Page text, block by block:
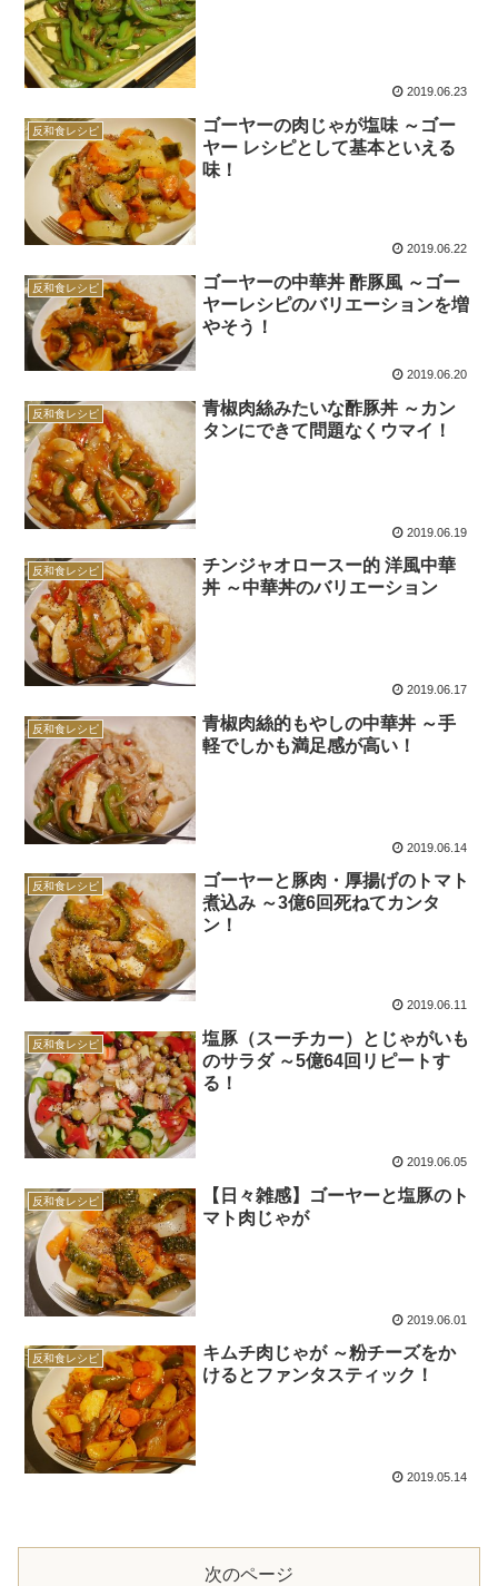
2019.06.23
反和食レシピ
ゴーヤーの肉じゃが塩味 ～ゴー
ヤー レシピとして基本といえる
味！
2019.06.22
反和食レシピ
ゴーヤーの中華丼 酢豚風 ～ゴー
ヤーレシピのバリエーションを増
やそう！
2019.06.20
反和食レシピ
青椒肉絲みたいな酢豚丼 ～カン
タンにできて問題なくウマイ！
2019.06.19
反和食レシピ
チンジャオロースー的 洋風中華
丼 ～中華丼のバリエーション
2019.06.17
反和食レシピ
青椒肉絲的もやしの中華丼 ～手
軽でしかも満足感が高い！
2019.06.14
反和食レシピ
ゴーヤーと豚肉・厚揚げのトマト
煮込み ～3億6回死ねてカンタ
ン！
2019.06.11
反和食レシピ
塩豚（スーチカー）とじゃがいも
のサラダ ～5億64回リピートす
る！
2019.06.05
反和食レシピ
【日々雑感】ゴーヤーと塩豚のト
マト肉じゃが
2019.06.01
反和食レシピ
キムチ肉じゃが ～粉チーズをか
けるとファンタスティック！
2019.05.14
次のページ